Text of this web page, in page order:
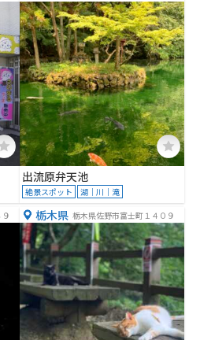
出流原弁天池
絶景スポット 湖｜川｜滝
栃木県 栃木県佐野市富士町１４０９